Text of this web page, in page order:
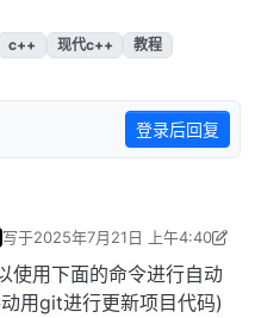
c++ 现代c++
教程
登录后回复
写于2025年7月21日 上午4:40
最后由 SPeak 编辑2025年7月21日
使用下面的命令进行自动
用git进行更新项目代码)